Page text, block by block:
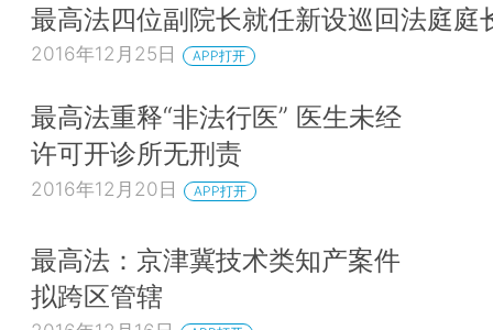
最高法四位副院长就任新设巡回法庭庭
2016年12月25日 APP打开
最高法重释“非法行医” 医生未经
许可开诊所无刑责
2016年12月20日 APP打开
最高法：京津冀技术类知产案件
拟跨区管辖